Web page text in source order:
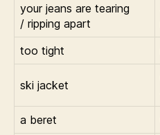
your jeans are tearing
/ ripping apart
too tight
ski jacket
a beret